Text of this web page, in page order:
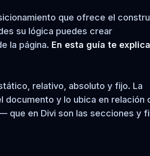
que ofrece el
su lógica puedes crear
la página. En esta guía te
relativo, absoluto y fijo. La
documento y lo ubica en relación
que en Divi son las secciones y